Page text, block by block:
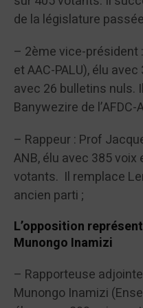
de la législature
– 2ème vice-président
et AAC-PALU), élu
avec 26 bulletins nuls.
Banywezire de l’AFDC-
– Rappeur : Prof
ANB, élu avec 385
votants. Il remplace
ancien parti ;
L’opposition
Munongo Inamizi
– Rapporteuse
Munongo Inamizi